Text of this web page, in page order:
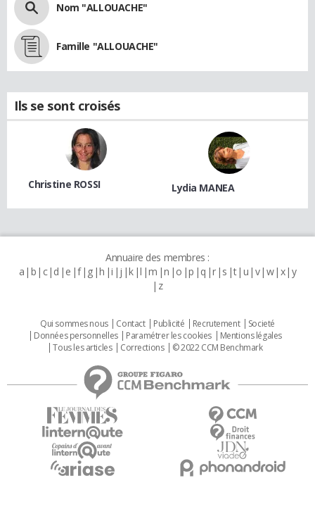
Nom "ALLOUACHE"
Famille "ALLOUACHE"
Ils se sont croisés
Christine ROSSI Lydia MANEA
Annuaire des membres :
a b c d e f g h i j k l m n o p q r s t u v w x y
z
Qui sommes nous Contact Publicité Recrutement
Societé
Données personnelles
Paramétrer les cookies
Mentions légales
Tous les articles
Corrections © 2022 CCM Benchmark